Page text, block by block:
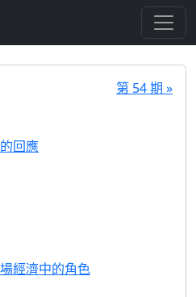
第 54 期 »
回應
經濟中的角色